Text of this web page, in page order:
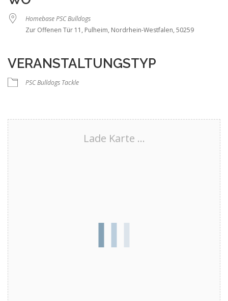
Homebase PSC Bulldogs
Zur Offenen Tür 11, Pulheim, Nordrhein-Westfalen, 50259
VERANSTALTUNGSTYP
PSC Bulldogs Tackle
Lade Karte ...